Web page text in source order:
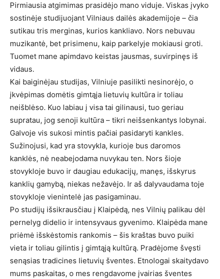
Pirmiausia atgimimas prasidėjo mano viduje. Viskas įvyko
sostinėje studijuojant Vilniaus dailės akademijoje – čia
sutikau tris merginas, kurios kankliavo. Nors nebuvau
muzikantė, bet prisimenu, kaip parkelyje mokiausi groti.
Tuomet mane apimdavo keistas jausmas, suvirpinęs iš
vidaus.
Kai baiginėjau studijas, Vilniuje pasilikti nesinorėjo, o
įkvėpimas domėtis gimtąja lietuvių kultūra ir toliau
neišblėso. Kuo labiau į visa tai gilinausi, tuo geriau
supratau, jog senoji kultūra – tikri neišsenkantys lobynai.
Galvoje vis sukosi mintis pačiai pasidaryti kankles.
Sužinojusi, kad yra stovykla, kurioje bus daromos
kanklės, nė neabejodama nuvykau ten. Nors šioje
stovykloje buvo ir daugiau edukacijų, manęs, išskyrus
kanklių gamybą, niekas nežavėjo. Ir aš dalyvaudama toje
stovykloje vienintelė jas pasigaminau.
Po studijų išsikrausčiau į Klaipėdą, nes Vilnių palikau dėl
pernelyg didelio ir intensyvaus gyvenimo. Klaipėda mane
priėmė išskėstomis rankomis – šis kraštas buvo puiki
vieta ir toliau gilintis į gimtąją kultūrą. Pradėjome švęsti
senąsias tradicines lietuvių šventes. Etnologai skaitydavo
mums paskaitas, o mes rengdavome įvairias šventes